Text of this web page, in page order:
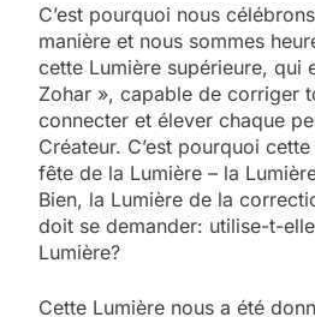
C’est pourquoi nous
manière et nous sommes
cette Lumière supérieure, qui
Zohar », capable de corriger
connecter et élever chaque
Créateur. C’est pourquoi
fête de la Lumière – la
Bien, la Lumière de la
doit se demander: utilise-t-
Lumière?
Cette Lumière nous a été